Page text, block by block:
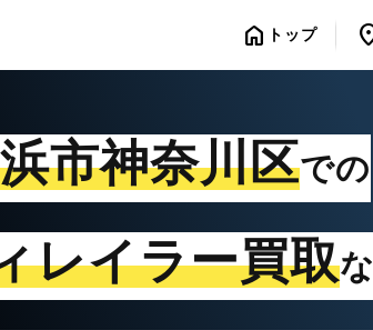
home トップ
市神奈川区での
レイラー買取